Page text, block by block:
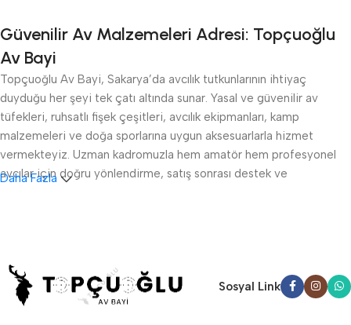
Güvenilir Av Malzemeleri Adresi: Topçuoğlu
Av Bayi
Topçuoğlu Av Bayi, Sakarya’da avcılık tutkunlarının ihtiyaç
duyduğu her şeyi tek çatı altında sunar. Yasal ve güvenilir av
tüfekleri, ruhsatlı fişek çeşitleri, avcılık ekipmanları, kamp
malzemeleri ve doğa sporlarına uygun aksesuarlarla hizmet
vermekteyiz. Uzman kadromuzla hem amatör hem profesyonel
avcılar için doğru yönlendirme, satış sonrası destek ve
sunuyoruz. Avcılıkta kalite, güvenlik ve deneyim için Topçuoğlu
Av sizinle!
Daha Fazla
Sosyal Link